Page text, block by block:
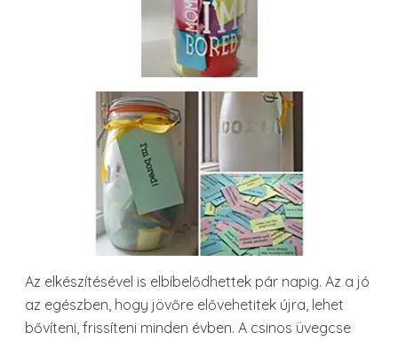
Az elkészítésével is elbíbelődhettek pár napig. Az a jó
az egészben, hogy jövőre elővehetitek újra, lehet
bővíteni, frissíteni minden évben. A csinos üvegcse